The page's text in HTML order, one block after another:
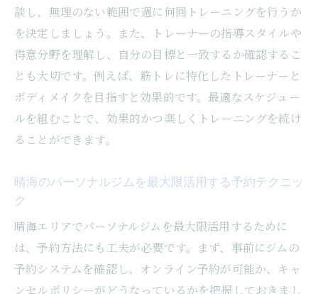
談し、無理のない範囲で週に何回トレーニングを行うか
を決定しましょう。また、トレーナーの指導スタイルや
得意分野を理解し、自分の目標と一致するか確認するこ
とも大切です。例えば、筋トレに特化したトレーナーと
ボディメイクを目指すと効果的です。最適なスケジュー
ルを組むことで、効果的かつ楽しくトレーニングを続け
ることができます。
晴海のパーソナルジムを最大限活用する予約テクニッ
ク
晴海エリアでパーソナルジムを最大限活用するために
は、予約方法にも工夫が必要です。まず、事前にジムの
予約システムを確認し、オンライン予約が可能か、キャ
ンセルポリシーがどうなっているかを把握しておきまし